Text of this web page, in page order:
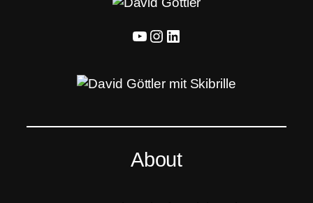
YouTube Instagram LinkedIn
About